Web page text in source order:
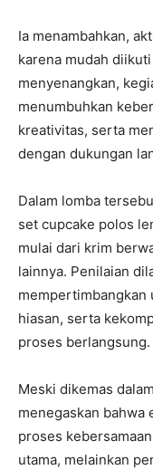
Ia menambahkan,
karena mudah
menyenangkan,
menumbuhkan
kreativitas, serta
dengan dukungan
Dalam lomba
set cupcake polos
mulai dari krim
lainnya. Penilaian
mempertimbangkan
hiasan, serta
proses berlangsung.
Meski dikemas
menegaskan bahwa
proses
utama, melainkan